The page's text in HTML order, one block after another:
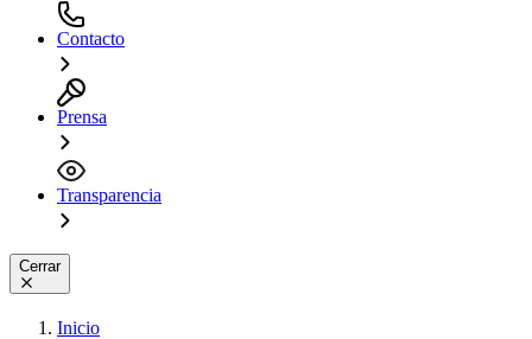
Contacto
Prensa
Transparencia
Cerrar
Inicio